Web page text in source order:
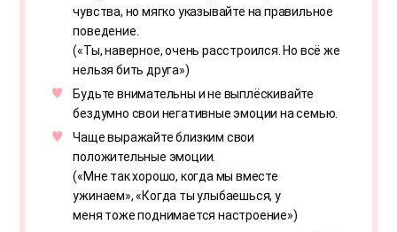
чувства, но мягко указывайте на правильное
поведение.
(«Ты, наверное, очень расстроился. Но всё же
нельзя бить друга»)
Будьте внимательны и не выплёскивайте
бездумно свои негативные эмоции на семью.
Чаще выражайте близким свои
положительные эмоции.
(«Мне так хорошо, когда мы вместе
ужинаем», «Когда ты улыбаешься, у
меня тоже поднимается настроение»)